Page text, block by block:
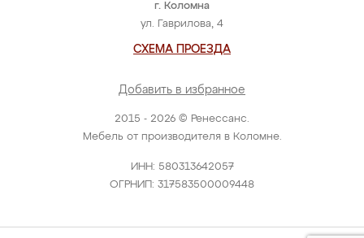
2015 - 2026 © Ренессанс.
Мебель от производителя в Коломне.
ИНН: 580313642057
ОГРНИП: 317583500009448
г. Коломна
ул. Гаврилова, 4
СХЕМА ПРОЕЗДА
Добавить в избранное